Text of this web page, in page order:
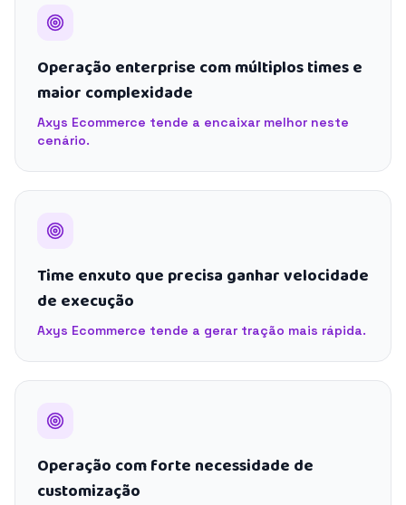
Operação enterprise com múltiplos times e
maior complexidade
Axys Ecommerce tende a encaixar melhor neste
cenário.
Time enxuto que precisa ganhar velocidade
de execução
Axys Ecommerce tende a gerar tração mais rápida.
Operação com forte necessidade de
customização